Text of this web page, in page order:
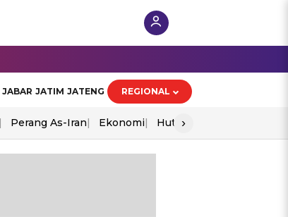
JABAR JATIM JATENG REGIONAL
Perang As-Iran Ekonomi Hut Ri
›